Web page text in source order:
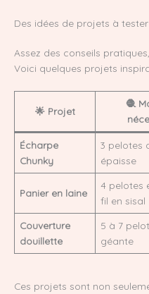
Des idées de projets à tester
Assez des conseils
Voici quelques projets
🌟 Projet
🧶
Écharpe
Chunky
3 pelotes
épaisse
Panier en laine
4 pelotes
fil en sisal
Couverture
douillette
5 à 7
géante
Ces projets sont non